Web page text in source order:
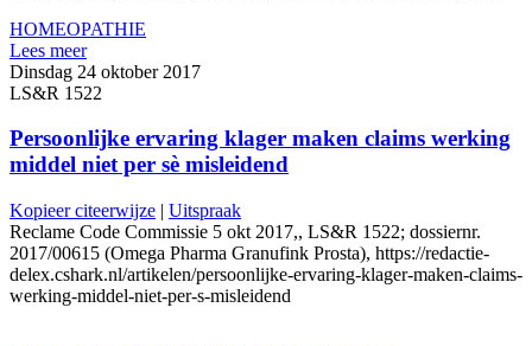
HOMEOPATHIE
Lees meer
Dinsdag 24 oktober 2017
LS&R 1522
Persoonlijke ervaring klager maken claims werking
middel niet per sè misleidend
Kopieer citeerwijze | Uitspraak
Reclame Code Commissie 5 okt 2017,, LS&R 1522; dossiernr.
2017/00615 (Omega Pharma Granufink Prosta), https://redactie-
delex.cshark.nl/artikelen/persoonlijke-ervaring-klager-maken-claims-
werking-middel-niet-per-s-misleidend